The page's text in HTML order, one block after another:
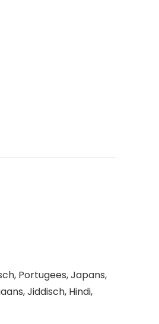
Portugees, Japans,
Jiddisch, Hindi,